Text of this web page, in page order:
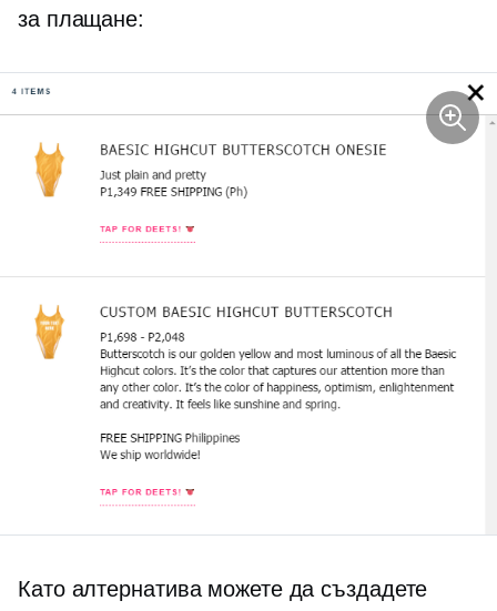
за плащане:
Като алтернатива можете да създадете